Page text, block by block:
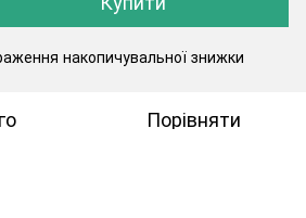
накопичувальної знижки
Порівняти